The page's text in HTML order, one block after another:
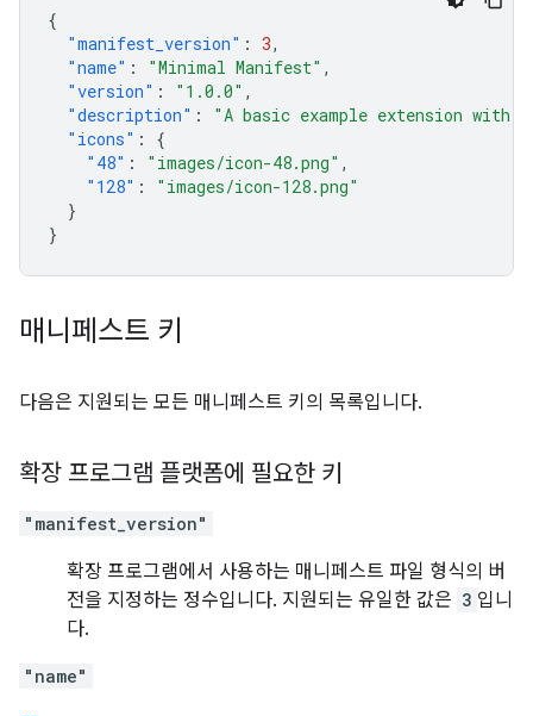
{
"manifest_version" : 3,
"name" : "Minimal Manifest" ,
"version" : "1.0.0" ,
"description" :
"A basic example extension with
"icons" :
{
"48" : "images/icon-48.png" ,
"128" :
"images/icon-128.png"
}
}
매니페스트 키
다음은 지원되는 모든 매니페스트 키의 목록입니다.
확장 프로그램 플랫폼에 필요한 키
"manifest_version"
확장 프로그램에서 사용하는 매니페스트 파일 형식의 버
전을 지정하는 정수입니다. 지원되는 유일한 값은 3 입니
다.
"name"